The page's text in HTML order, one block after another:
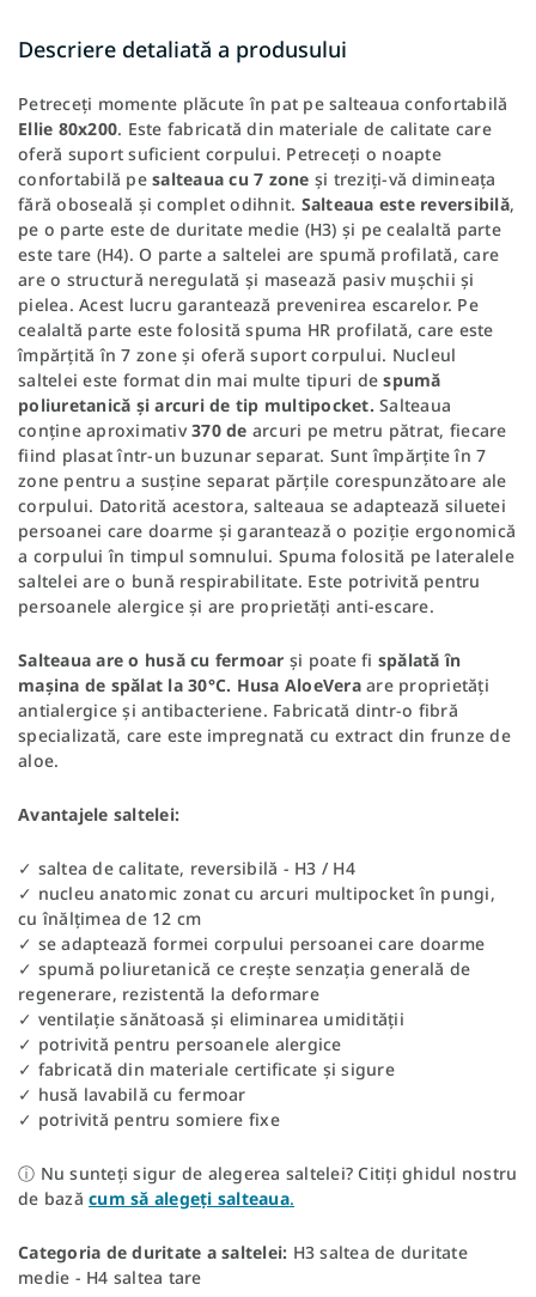
Descriere detaliată a produsului
Petreceți momente plăcute în pat pe salteaua confortabilă
Ellie 80x200. Este fabricată din materiale de calitate care
oferă suport suficient corpului. Petreceți o noapte
confortabilă pe salteaua cu 7 zone și treziți-vă dimineața
fără oboseală și complet odihnit. Salteaua este reversibilă,
pe o parte este de duritate medie (H3) și pe cealaltă parte
este tare (H4). O parte a saltelei are spumă profilată, care
are o structură neregulată și masează pasiv mușchii și
pielea. Acest lucru garantează prevenirea escarelor. Pe
cealaltă parte este folosită spuma HR profilată, care este
împărțită în 7 zone și oferă suport corpului. Nucleul
saltelei este format din mai multe tipuri de spumă
poliuretanică și arcuri de tip multipocket. Salteaua
conține aproximativ370 de arcuri pe metru pătrat, fiecare
fiind plasat într-un buzunar separat. Sunt împărțite în 7
zone pentru a susține separat părțile corespunzătoare ale
corpului. Datorită acestora, salteaua se adaptează siluetei
persoanei care doarme și garantează o poziție ergonomică
a corpului în timpul somnului. Spuma folosită pe lateralele
saltelei are o bună respirabilitate. Este potrivită pentru
persoanele alergice și are proprietăți anti-escare.
Salteaua are o husă cu fermoar și poate fi spălată în
mașina de spălat la 30°C. Husa AloeVeraare proprietăți
antialergice și antibacteriene. Fabricată dintr-o fibră
specializată, care este impregnată cu extract din frunze de
aloe.
Avantajele saltelei:
✓ saltea de calitate, reversibilă - H3 / H4
✓ nucleu anatomic zonat cu arcuri multipocket în pungi,
cu înălțimea de 12 cm
✓ se adaptează formei corpului persoanei care doarme
✓ spumă poliuretanică ce crește senzația generală de
regenerare, rezistentă la deformare
✓ ventilație sănătoasă și eliminarea umidității
✓ potrivită pentru persoanele alergice
✓ fabricată din materiale certificate și sigure
✓ husă lavabilă cu fermoar
✓ potrivită pentru somiere fixe
ⓘ Nu sunteți sigur de alegerea saltelei? Citiți ghidul nostru
de bază cum să alegeți salteaua.
Categoria de duritate a saltelei: H3 saltea de duritate
medie - H4 saltea tare